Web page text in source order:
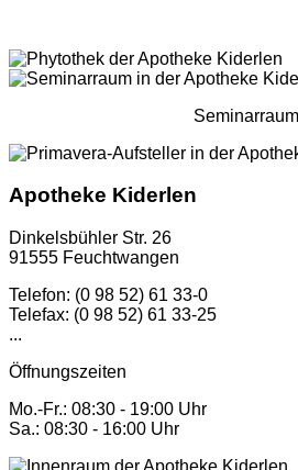
Seminarraum
Apotheke Kiderlen
Dinkelsbühler Str. 26
91555 Feuchtwangen
Telefon: (0 98 52) 61 33-0
Telefax: (0 98 52) 61 33-25
...
Öffnungszeiten
Mo.-Fr.: 08:30 - 19:00 Uhr
Sa.: 08:30 - 16:00 Uhr